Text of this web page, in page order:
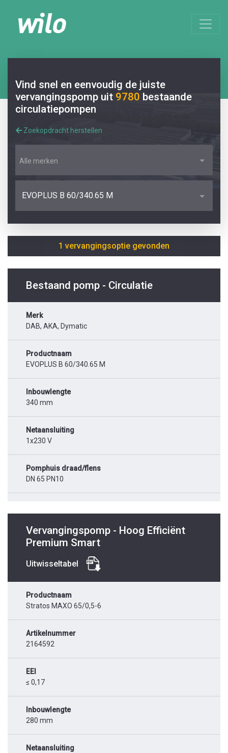
Vind snel en eenvoudig de juiste
vervangingspomp uit 9780 bestaande
circulatiepompen
Zoekopdracht herstellen
Alle merken
EVOPLUS B 60/340.65 M
1 vervangingsoptie gevonden
Bestaand pomp - Circulatie
Merk
DAB, AKA, Dymatic
Productnaam
EVOPLUS B 60/340.65 M
Inbouwlengte
340 mm
Netaansluiting
1x230 V
Pomphuis draad/flens
DN 65 PN10
Vervangingspomp - Hoog Efficiënt
Premium Smart
Uitwisseltabel
Productnaam
Stratos MAXO 65/0,5-6
Artikelnummer
2164592
EEI
≤ 0,17
Inbouwlengte
280 mm
Netaansluiting